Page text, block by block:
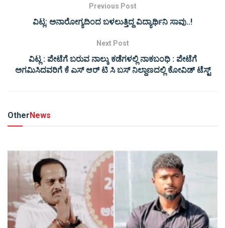
Previous Post
ವಿಟ್ಲ: ಅನಾರೋಗ್ಯದಿಂದ ಬಳಲುತ್ತಿದ್ದ ವಿದ್ಯಾರ್ಥಿನಿ ಸಾವು..!
Next Post
ವಿಟ್ಲ : ಪೇಟೆಗೆ ಬರುವ ನಾಲ್ಕು ಕಡೆಗಳಲ್ಲಿ ನಾಕಬಂಧಿ : ಪೇಟೆಗೆ
ಅಗಮಿಸಿದವರಿಗೆ ಕೆ ಎಸ್ ಆರ್ ಟಿ ಸಿ ಬಸ್ ನಿಲ್ದಾಣದಲ್ಲಿ ಕೋವಿಡ್ ಟೆಸ್ಟ್
Other News